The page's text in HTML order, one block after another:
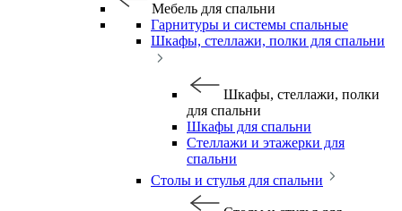
Мебель для спальни
Гарнитуры и системы спальные
Шкафы, стеллажи, полки для спальни
Шкафы, стеллажи, полки
для спальни
Шкафы для спальни
Стеллажи и этажерки для
спальни
Столы и стулья для спальни